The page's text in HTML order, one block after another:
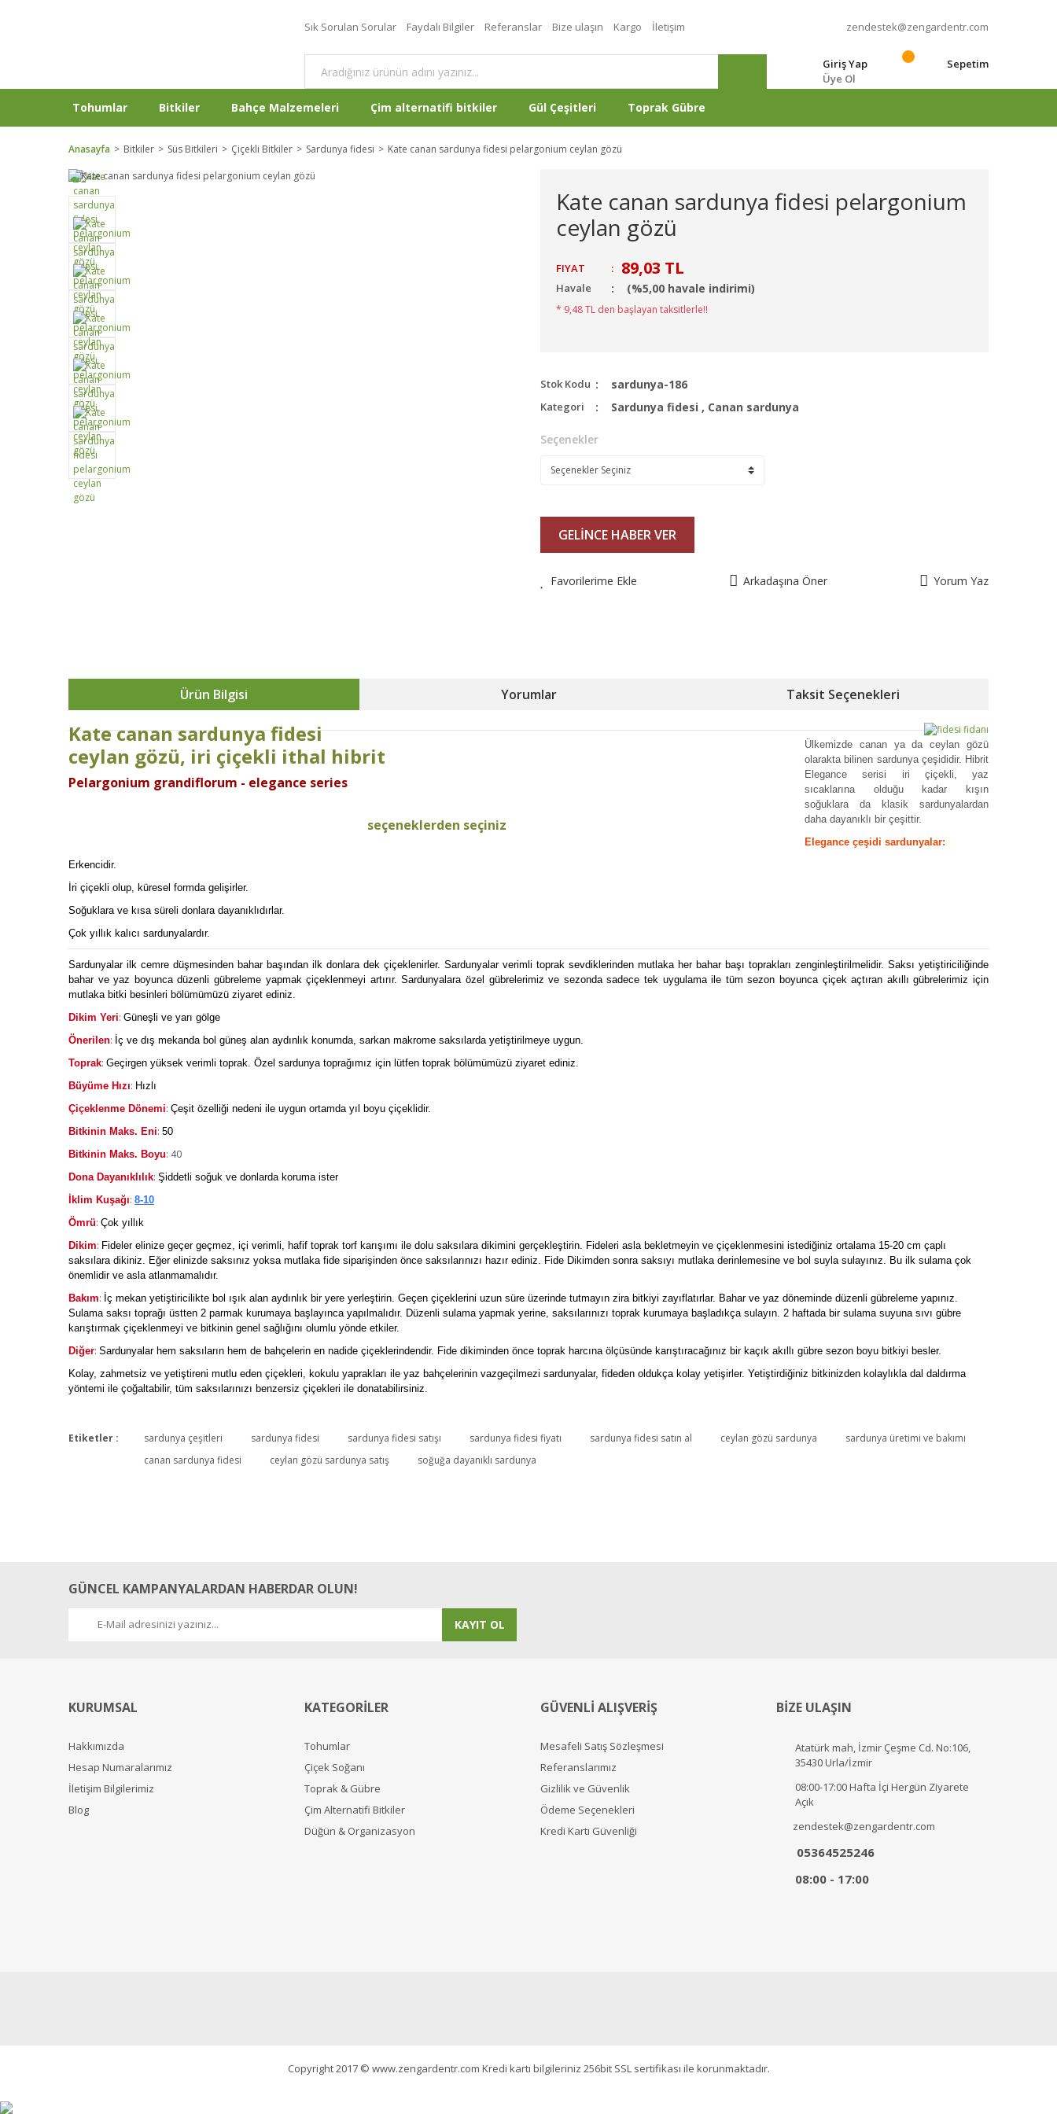
Sık Sorulan Sorular Faydalı Bilgiler Referanslar Bize ulaşın Kargo İletişim zendestek@zengardentr.com
Giriş Yap
Üye Ol
Sepetim
Tohumlar Bitkiler Bahçe Malzemeleri Çim alternatifi bitkiler Gül Çeşitleri Toprak Gübre
Anasayfa Bitkiler Süs Bitkileri Çiçekli Bitkiler Sardunya fidesi Kate canan sardunya fidesi pelargonium ceylan gözü
Kate canan sardunya fidesi pelargonium
ceylan gözü
FIYAT : 89,03 TL
Havale (%5,00 havale indirimi)
* 9,48 TL den başlayan taksitlerle!!
Stok Kodu sardunya-186
Kategori Sardunya fidesi , Canan sardunya
Seçenekler
GELİNCE HABER VER
Favorilerime Ekle Arkadaşına Öner Yorum Yaz
Ürün Bilgisi Yorumlar Taksit Seçenekleri
Kate canan sardunya fidesi
ceylan gözü, iri çiçekli ithal hibrit
Pelargonium grandiflorum - elegance series
seçeneklerden seçiniz
Ülkemizde canan ya da ceylan gözü
olarakta bilinen sardunya çeşididir. Hibrit
Elegance serisi iri çiçekli, yaz
sıcaklarına olduğu kadar kışın
soğuklara da klasik sardunyalardan
daha dayanıklı bir çeşittir.
Elegance çeşidi sardunyalar:
Erkencidir.
İri çiçekli olup, küresel formda gelişirler.
Soğuklara ve kısa süreli donlara dayanıklıdırlar.
Çok yıllık kalıcı sardunyalardır.
Sardunyalar ilk cemre düşmesinden bahar başından ilk donlara dek çiçeklenirler. Sardunyalar verimli toprak sevdiklerinden mutlaka her bahar başı toprakları zenginleştirilmelidir. Saksı yetiştiriciliğinde
bahar ve yaz boyunca düzenli gübreleme yapmak çiçeklenmeyi artırır. Sardunyalara özel gübrelerimiz ve sezonda sadece tek uygulama ile tüm sezon boyunca çiçek açtıran akıllı gübrelerimiz için
mutlaka bitki besinleri bölümümüzü ziyaret ediniz.
Dikim Yeri: Güneşli ve yarı gölge
Önerilen: İç ve dış mekanda bol güneş alan aydınlık konumda, sarkan makrome saksılarda yetiştirilmeye uygun.
Toprak: Geçirgen yüksek verimli toprak. Özel sardunya toprağımız için lütfen toprak bölümümüzü ziyaret ediniz.
Büyüme Hızı: Hızlı
Çiçeklenme Dönemi: Çeşit özelliği nedeni ile uygun ortamda yıl boyu çiçeklidir.
Bitkinin Maks. Eni: 50
Bitkinin Maks. Boyu: 40
Dona Dayanıklılık: Şiddetli soğuk ve donlarda koruma ister
İklim Kuşağı: 8-10
Ömrü: Çok yıllık
Dikim: Fideler elinize geçer geçmez, içi verimli, hafif toprak torf karışımı ile dolu saksılara dikimini gerçekleştirin. Fideleri asla bekletmeyin ve çiçeklenmesini istediğiniz ortalama 15-20 cm çaplı
saksılara dikiniz. Eğer elinizde saksınız yoksa mutlaka fide siparişinden önce saksılarınızı hazır ediniz. Fide Dikimden sonra saksıyı mutlaka derinlemesine ve bol suyla sulayınız. Bu ilk sulama çok
önemlidir ve asla atlanmamalıdır.
Bakım: İç mekan yetiştiricilikte bol ışık alan aydınlık bir yere yerleştirin. Geçen çiçeklerini uzun süre üzerinde tutmayın zira bitkiyi zayıflatırlar. Bahar ve yaz döneminde düzenli gübreleme yapınız.
Sulama saksı toprağı üstten 2 parmak kurumaya başlayınca yapılmalıdır. Düzenli sulama yapmak yerine, saksılarınızı toprak kurumaya başladıkça sulayın. 2 haftada bir sulama suyuna sıvı gübre
karıştırmak çiçeklenmeyi ve bitkinin genel sağlığını olumlu yönde etkiler.
Diğer: Sardunyalar hem saksıların hem de bahçelerin en nadide çiçeklerindendir. Fide dikiminden önce toprak harcına ölçüsünde karıştıracağınız bir kaçık akıllı gübre sezon boyu bitkiyi besler.
Kolay, zahmetsiz ve yetiştireni mutlu eden çiçekleri, kokulu yaprakları ile yaz bahçelerinin vazgeçilmezi sardunyalar, fideden oldukça kolay yetişirler. Yetiştirdiğiniz bitkinizden kolaylıkla dal daldırma
yöntemi ile çoğaltabilir, tüm saksılarınızı benzersiz çiçekleri ile donatabilirsiniz.
Bu ürüne ilk yorumu siz yapın!
Etiketler : sardunya çeşitleri sardunya fidesi sardunya fidesi satışı sardunya fidesi fiyatı sardunya fidesi satın al ceylan gözü sardunya
sardunya üretimi ve bakımı
canan sardunya fidesi
ceylan gözü sardunya satış soğuğa dayanıklı sardunya
GÜNCEL KAMPANYALARDAN HABERDAR OLUN!
KAYIT OL
KURUMSAL
Hakkımızda
Hesap Numaralarımız
İletişim Bilgilerimiz
Blog
KATEGORİLER
Tohumlar
Çiçek Soğanı
Toprak & Gübre
Çim Alternatifi Bitkiler
Düğün & Organizasyon
GÜVENLİ ALIŞVERİŞ
Mesafeli Satış Sözleşmesi
Referanslarımız
Gizlilik ve Güvenlik
Ödeme Seçenekleri
Kredi Kartı Güvenliği
BİZE ULAŞIN
Atatürk mah, İzmir Çeşme Cd. No:106,
35430 Urla/İzmir
08:00-17:00 Hafta İçi Hergün Ziyarete
Açık
zendestek@zengardentr.com
05364525246
08:00 - 17:00
Copyright 2017 © www.zengardentr.com Kredi kartı bilgileriniz 256bit SSL sertifikası ile korunmaktadır.